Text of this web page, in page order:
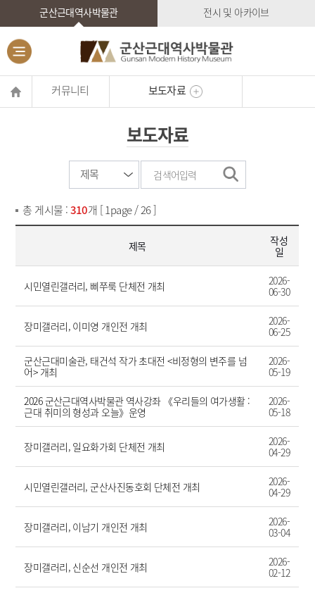
군산근대역사박물관 전시 및 아카이브
커뮤니티 보도자료
보도자료
총 게시물 :310개 [ 1page / 26 ]
제목
작성
일
시민열린갤러리, 삐쭈룩 단체전 개최
2026-
06-30
장미갤러리, 이미영 개인전 개최
2026-
06-25
군산근대미술관, 태건석 작가 초대전 <비정형의 변주를 넘
어> 개최
2026-
05-19
2026 군산근대역사박물관 역사강좌 《우리들의 여가생활 :
근대 취미의 형성과 오늘》운영
2026-
05-18
장미갤러리, 일요화가회 단체전 개최
2026-
04-29
시민열린갤러리, 군산사진동호회 단체전 개최
2026-
04-29
장미갤러리, 이남기 개인전 개최
2026-
03-04
장미갤러리, 신순선 개인전 개최
2026-
02-12